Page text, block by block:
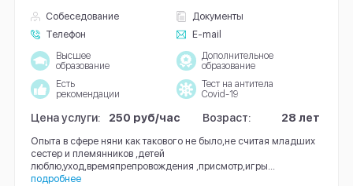
Собеседование
Документы
Телефон
E-mail
Высшее
образование
Дополнительное
образование
Есть
рекомендации
Тест на антитела
Covid-19
Цена услуги: 250 руб/час Возраст: 28 лет
Опыта в сфере няни как такового не было,не считая младших
сестер и племянников ,детей
люблю,уход,времяпрепровождения ,присмотр,игры...
подробнее